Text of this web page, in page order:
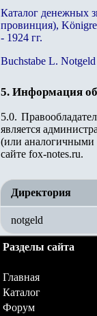
Каталог денежных
провинция),
- 1924 гг.
Buchstabe L.
5. Информация
5.0.
является
(или аналогичными
сайте fox-notes.ru.
Директория
notgeld
Разделы сайта
Главная
Каталог
Форум